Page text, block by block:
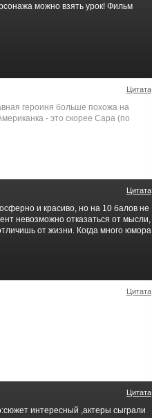
можно взять урок! Фильм
Цитата
героиня больше похожа на
- это скорее Сара (по
Цитата
и красиво, но на 10 балов не
невозможно отказаться от мысли,
от жизни. Когда много юмора
Цитата
Цитата
интересный ,актеры сыграли